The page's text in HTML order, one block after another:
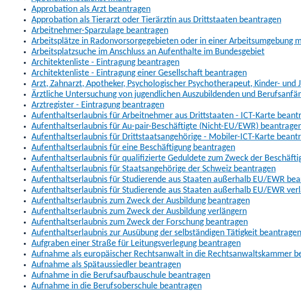
Approbation als Arzt beantragen
Approbation als Tierarzt oder Tierärztin aus Drittstaaten beantragen
Arbeitnehmer-Sparzulage beantragen
Arbeitsplätze in Radonvorsorgegebieten oder in einer Arbeitsumgebung
Arbeitsplatzsuche im Anschluss an Aufenthalte im Bundesgebiet
Architektenliste - Eintragung beantragen
Architektenliste - Eintragung einer Gesellschaft beantragen
Arzt, Zahnarzt, Apotheker, Psychologischer Psychotherapeut, Kinder-
Ärztliche Untersuchung von jugendlichen Auszubildenden und
Arztregister - Eintragung beantragen
Aufenthaltserlaubnis für Arbeitnehmer aus Drittstaaten - ICT-Karte
Aufenthaltserlaubnis für Au-pair-Beschäftigte (Nicht-EU/EWR)
Aufenthaltserlaubnis für Drittstaatsangehörige - Mobiler-ICT-Karte
Aufenthaltserlaubnis für eine Beschäftigung beantragen
Aufenthaltserlaubnis für qualifizierte Geduldete zum Zweck der
Aufenthaltserlaubnis für Staatsangehörige der Schweiz beantragen
Aufenthaltserlaubnis für Studierende aus Staaten außerhalb EU/EWR
Aufenthaltserlaubnis für Studierende aus Staaten außerhalb EU/EWR
Aufenthaltserlaubnis zum Zweck der Ausbildung beantragen
Aufenthaltserlaubnis zum Zweck der Ausbildung verlängern
Aufenthaltserlaubnis zum Zweck der Forschung beantragen
Aufenthaltserlaubnis zur Ausübung der selbständigen Tätigkeit beantragen
Aufgraben einer Straße für Leitungsverlegung beantragen
Aufnahme als europäischer Rechtsanwalt in die Rechtsanwaltskammer
Aufnahme als Spätaussiedler beantragen
Aufnahme in die Berufsaufbauschule beantragen
Aufnahme in die Berufsoberschule beantragen